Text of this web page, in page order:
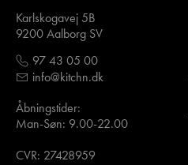
Karlskogavej 5B
9200 Aalborg SV
97 43 05 00
info@kitchn.dk
Åbningstider:
Man-Søn: 9.00-22.00
CVR: 27428959